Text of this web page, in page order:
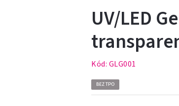
UV/LED
Kód: GLG001
BEZ TPO